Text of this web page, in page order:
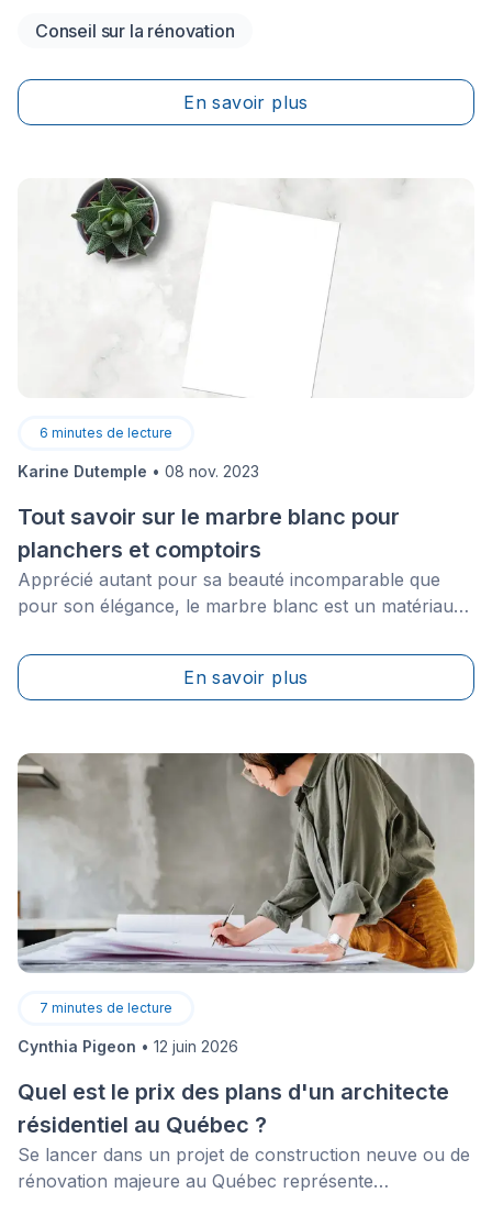
Conseil sur la rénovation
En savoir plus
6 minutes de lecture
Karine Dutemple • 08 nov. 2023
Tout savoir sur le marbre blanc pour
planchers et comptoirs
Apprécié autant pour sa beauté incomparable que
pour son élégance, le marbre blanc est un matériau
aussi bien que dans une cuisine, que ce soit comme
îlot ou bien comme revêtement de comptoir ou de sol.
En savoir plus
7 minutes de lecture
Cynthia Pigeon • 12 juin 2026
Quel est le prix des plans d'un architecte
résidentiel au Québec ?
Se lancer dans un projet de construction neuve ou de
rénovation majeure au Québec représente